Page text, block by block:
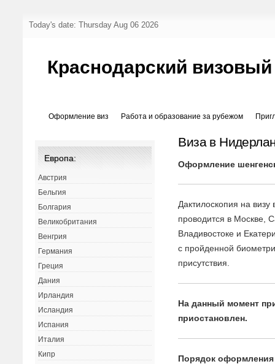
Today's date: Thursday Aug 06 2026
Краснодарский
Оформление виз Работа и образование за рубежом
Виза в
Оформление
Дактилоскопия на
проводится в Москве,
Владивостоке и
с пройденной
присутствия.
На данный момент
приостановлен.
Порядок
Европа:
Австрия
Бельгия
Болгария
Великобритания
Венгрия
Германия
Греция
Дания
Ирландия
Исландия
Испания
Италия
Кипр